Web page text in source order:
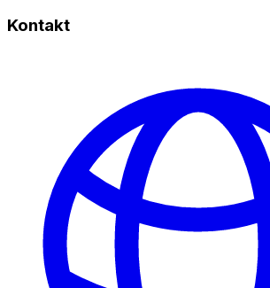
Kontakt